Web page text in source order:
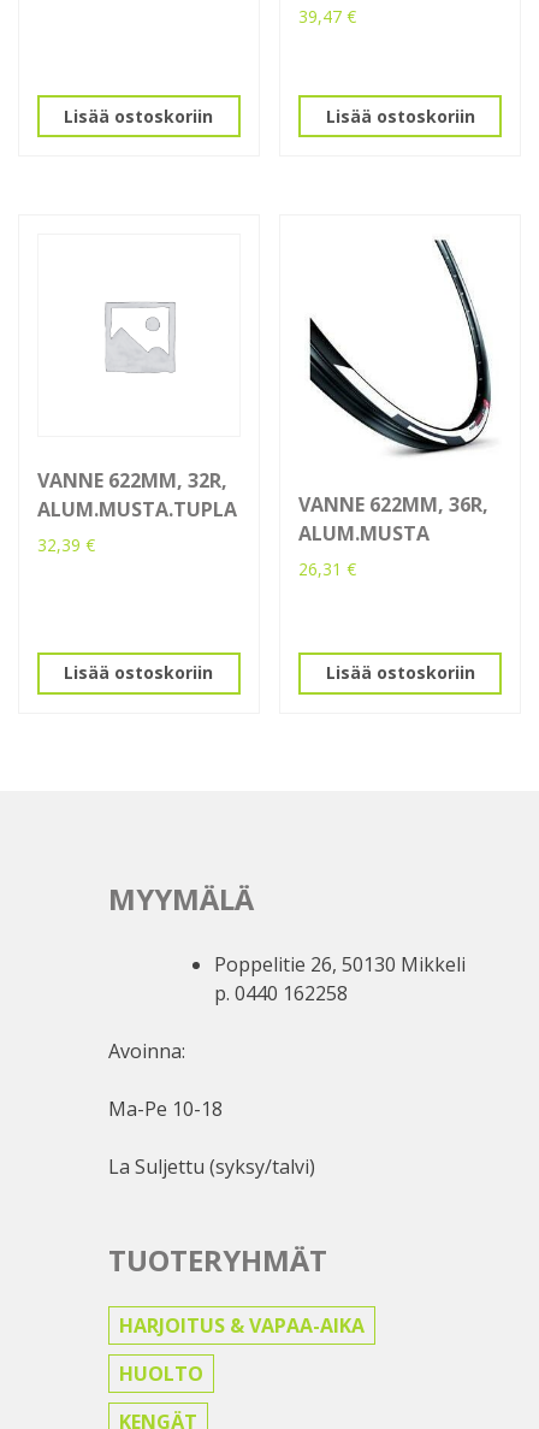
Lisää ostoskoriin
39,47€
Lisää ostoskoriin
VANNE 622MM, 32R,
ALUM.MUSTA.TUPLA
32,39 €
Lisää ostoskoriin
VANNE 622MM, 36R,
ALUM.MUSTA
26,31€
Lisää ostoskoriin
MYYMÄLÄ
Poppelitie 26, 50130 Mikkeli
p. 0440 162258
Avoinna:
Ma-Pe 10-18
La Suljettu (syksy/talvi)
TUOTERYHMÄT
HARJOITUS & VAPAA-AIKA
HUOLTO
KENGÄT